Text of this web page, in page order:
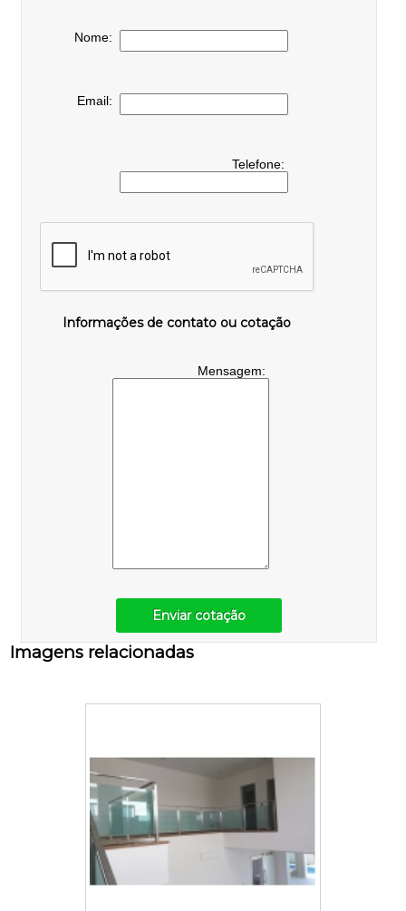
Nome:
Email:
Telefone:
Informações de contato ou cotação
Mensagem:
Enviar cotação
Imagens relacionadas